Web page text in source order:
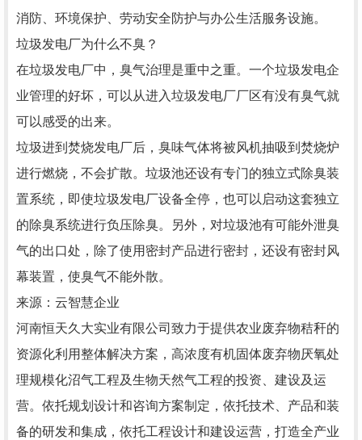
消防、环境保护、劳动安全防护与办公生活服务设施。
垃圾发电厂为什么不臭？
在垃圾发电厂中，臭气治理是重中之重。一个垃圾发电企
业管理的好坏，可以从进入垃圾发电厂厂区有没有臭气就
可以感受的出来。
垃圾进到焚烧发电厂后，臭味气体将被风机抽吸到焚烧炉
进行燃烧，不会扩散。垃圾池还设有专门的独立式除臭装
置系统，即使垃圾发电厂设备全停，也可以启动这套独立
的除臭系统进行负压除臭。另外，对垃圾池有可能外泄臭
气的出口处，除了使用密封产品进行密封，还设有密封风
幕装置，使臭气不能外散。
来源：云智慧企业
河南恒天久大实业有限公司致力于提供农业废弃物秸秆的
资源化利用整体解决方案，高浓度有机固体废弃物厌氧处
理规模化沼气工程及生物天然气工程的投资、建设及运
营。依托规划设计和咨询方案制定，依托技术、产品和装
备的研发和集成，依托工程设计和建设运营，打造全产业